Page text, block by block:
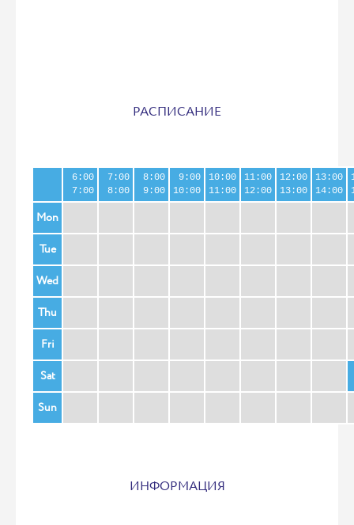
РАСПИСАНИЕ
6:00
7:00
7:00
8:00
8:00
9:00
9:00
10:00
10:00
11:00
11:00
12:00
12:00
13:00
13:00
14:00
Mon
Tue
Wed
Thu
Fri
Sat
Sun
ИНФОРМАЦИЯ